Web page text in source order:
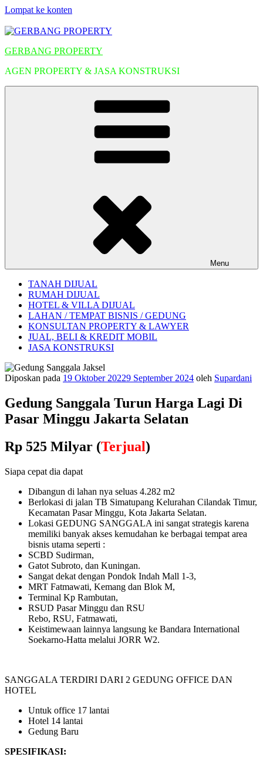
Lompat ke konten
GERBANG PROPERTY
AGEN PROPERTY & JASA KONSTRUKSI
Menu
TANAH DIJUAL
RUMAH DIJUAL
HOTEL & VILLA DIJUAL
LAHAN / TEMPAT BISNIS / GEDUNG
KONSULTAN PROPERTY & LAWYER
JUAL, BELI & KREDIT MOBIL
JASA KONSTRUKSI
Diposkan pada 19 Oktober 20229 September 2024 oleh Supardani
Gedung Sanggala Turun Harga Lagi Di
Pasar Minggu Jakarta Selatan
Rp 525 Milyar (Terjual)
Siapa cepat dia dapat
Dibangun di lahan nya seluas 4.282 m2
Berlokasi di jalan TB Simatupang Kelurahan Cilandak Timur,
Kecamatan Pasar Minggu, Kota Jakarta Selatan.
Lokasi GEDUNG SANGGALA ini sangat strategis karena
memiliki banyak akses kemudahan ke berbagai tempat area
bisnis utama seperti :
SCBD Sudirman,
Gatot Subroto, dan Kuningan.
Sangat dekat dengan Pondok Indah Mall 1-3,
MRT Fatmawati, Kemang dan Blok M,
Terminal Kp Rambutan,
RSUD Pasar Minggu dan RSU
Rebo, RSU, Fatmawati,
Keistimewaan lainnya langsung ke Bandara International
Soekarno-Hatta melalui JORR W2.
SANGGALA TERDIRI DARI 2 GEDUNG OFFICE DAN
HOTEL
Untuk office 17 lantai
Hotel 14 lantai
Gedung Baru
SPESIFIKASI: